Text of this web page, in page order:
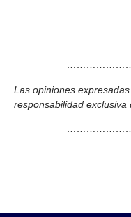
Las opiniones
responsabilidad exclusiva